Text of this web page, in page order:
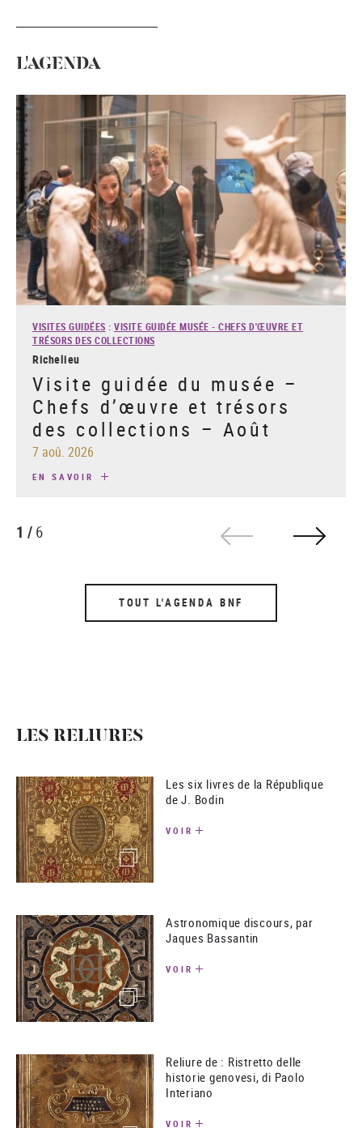
L'AGENDA
VISITES GUIDÉES : VISITE GUIDÉE MUSÉE - CHEFS D'ŒUVRE ET
TRÉSORS DES COLLECTIONS
Richelieu
Visite guidée du musée –
Chefs d’œuvre et trésors
des collections – Août
7 aoû. 2026
EN SAVOIR
1 /6
TOUT L'AGENDA BNF
LES RELIURES
(image)
Les six livres de la République
de J. Bodin
VOIR
(image)
Astronomique discours, par
Jaques Bassantin
VOIR
Reliure de : Ristretto delle
historie genovesi, di Paolo
Interiano
VOIR